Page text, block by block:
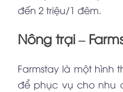
đến 2 triệu/1 đêm.
Nông trại –
Farmstay là một hình
để phục vụ cho nhu